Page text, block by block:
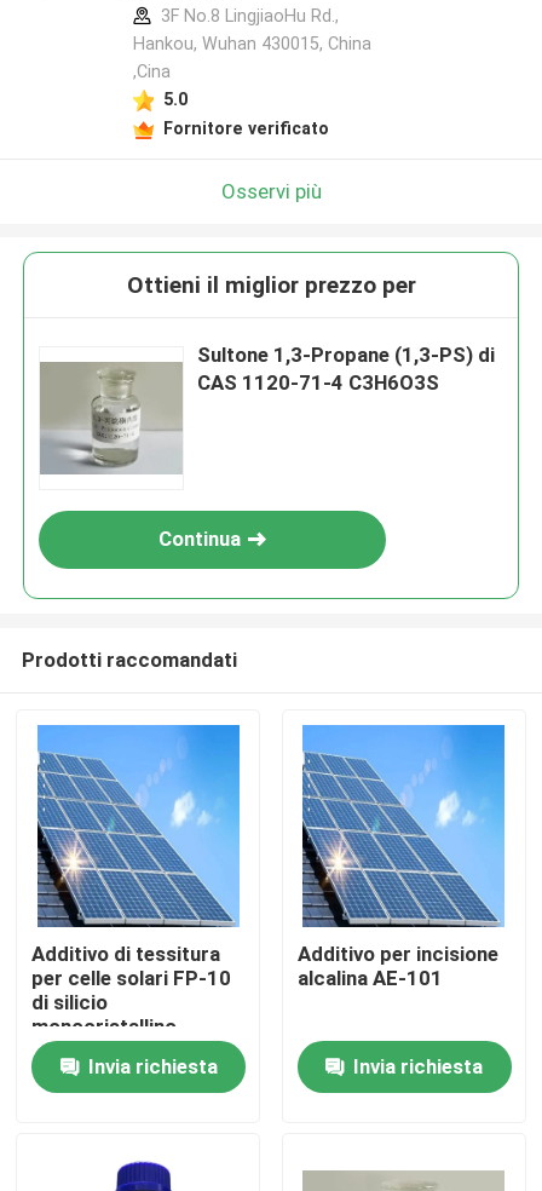
Casa.
3F No.8 LingjiaoHu Rd.,
Hankou, Wuhan 430015, China
,Cina
5.0
Fornitore verificato
Osservi più
Ottieni il miglior prezzo per
Sultone 1,3-Propane (1,3-PS) di
CAS 1120-71-4 C3H6O3S
Continua
Prodotti raccomandati
Additivo di tessitura
per celle solari FP-10
di silicio
monocristallino
Invia richiesta
Additivo per incisione
alcalina AE-101
Invia richiesta